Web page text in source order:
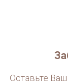
Оставьте